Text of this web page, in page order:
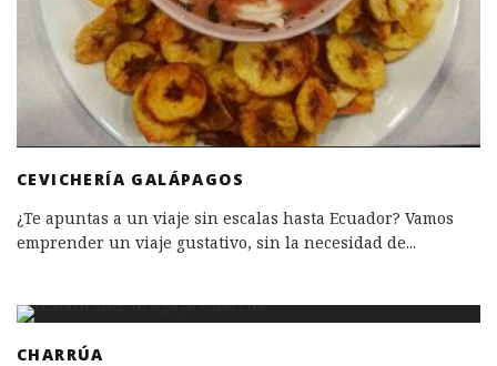
CEVICHERÍA GALÁPAGOS
¿Te apuntas a un viaje sin escalas hasta Ecuador? Vamos
emprender un viaje gustativo, sin la necesidad de...
CHARRÚA